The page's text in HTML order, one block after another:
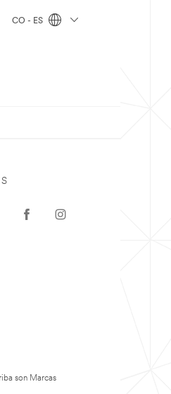
CO - ES
son Marcas